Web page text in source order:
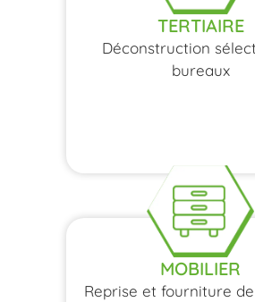
TERTIAIRE
Déconstruction
bureaux
MOBILIER
Reprise et fourniture